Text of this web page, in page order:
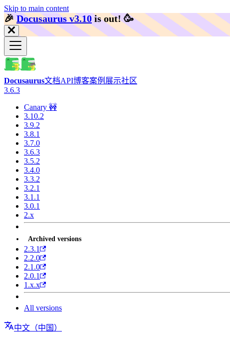
Skip to main content
🎉️Docusaurus v3.10 is out! 🥳️
Docusaurus文档API博客案例展示社区
3.6.3
Canary 🚧
3.10.2
3.9.2
3.8.1
3.7.0
3.6.3
3.5.2
3.4.0
3.3.2
3.2.1
3.1.1
3.0.1
2.x
Archived versions
2.3.1
2.2.0
2.1.0
2.0.1
1.x.x
All versions
中文（中国）